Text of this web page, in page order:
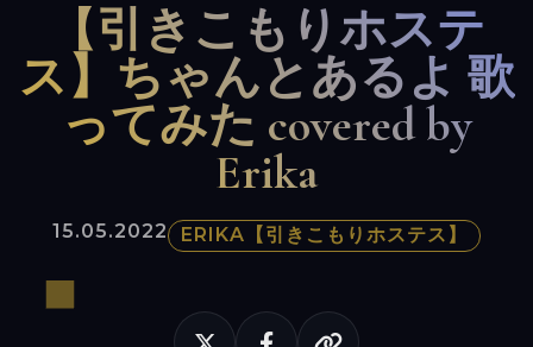
【引きこもりホステ
ス】ちゃんとあるよ 歌
ってみた covered by
Erika
15.05.2022 ERIKA【引きこもりホステス】